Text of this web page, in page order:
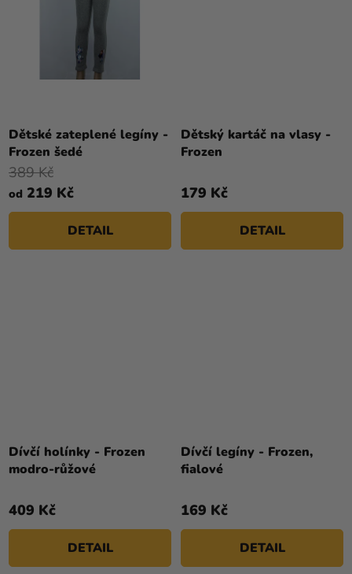
Dětské zateplené legíny -
Frozen šedé
od 219 Kč
389 Kč
DETAIL
Dětský kartáč na vlasy -
Frozen
179 Kč
DETAIL
Dívčí holínky - Frozen
modro-růžové
409 Kč
DETAIL
Dívčí legíny - Frozen,
fialové
169 Kč
DETAIL